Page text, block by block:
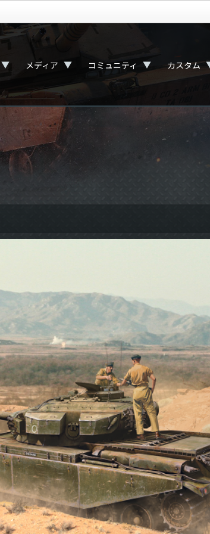
▼ メディア ▼ コミュニティ ▼ カスタム